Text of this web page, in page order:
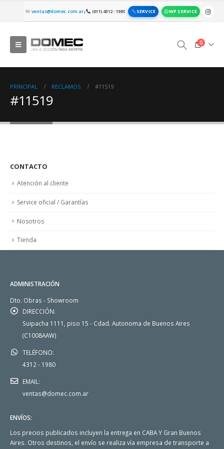
ventas@domec.com.ar| (011) 4312 - 1980 SERVICE WP SERVICE
0
PRINCIPAL RECLAMOS #11519
#11519
CONTACTO
Atención al cliente
Service oficial / Garantías
Nosotros
Tienda
ADMINISTRACIÓN
Dto. Obras - Showroom
DIRECCIÓN:
Suipacha 1111, piso 15 - Cdad. Autonoma de Buenos Aires
(C1008AAW)
TELÉFONO:
4312 - 1980
EMAIL:
ventas@domec.com.ar
ENVÍOS:
Los precios publicados incluyen la entrega en CABA Y Gran Buenos
Aires. Otros destinos, el envío se realiza vía empresa de transporte a